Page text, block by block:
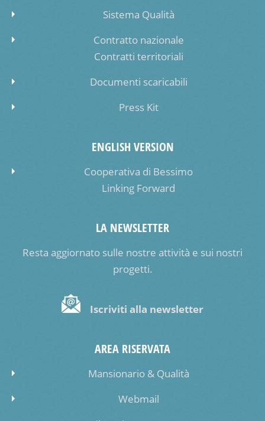
Sistema Qualità
Contratto nazionale
Contratti territoriali
Documenti scaricabili
Press Kit
ENGLISH VERSION
Cooperativa di Bessimo
Linking Forward
LA NEWSLETTER
Resta aggiornato sulle nostre attività e sui nostri
progetti.
Iscriviti alla newsletter
AREA RISERVATA
Mansionario & Qualità
Webmail